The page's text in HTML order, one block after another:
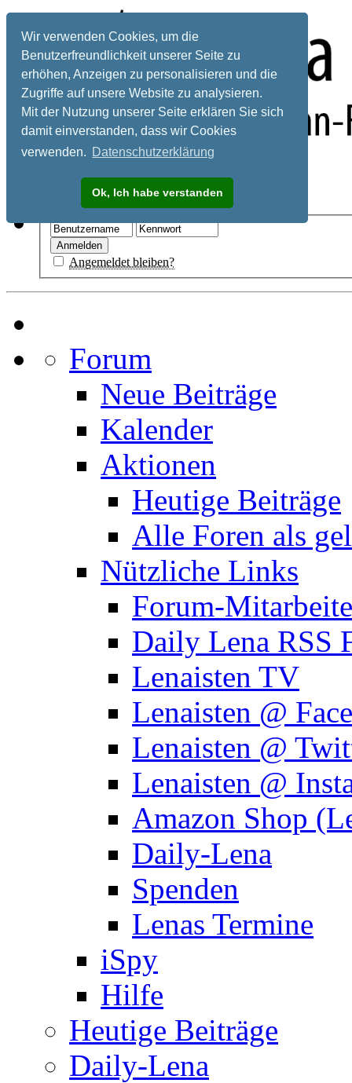
Wir verwenden Cookies, um die
Benutzerfreundlichkeit unserer Seite zu
erhöhen, Anzeigen zu personalisieren und die
Zugriffe auf unsere Website zu analysieren.
Mit der Nutzung unserer Seite erklären Sie sich
damit einverstanden, dass wir Cookies
verwenden. Datenschutzerklärung
Ok, Ich habe verstanden
Registrieren
Angemeldet bleiben?
Forum
Neue Beiträge
Kalender
Aktionen
Heutige Beiträge
Alle Foren als
Nützliche Links
Forum-
Daily Lena RSS
Lenaisten TV
Lenaisten @
Lenaisten @
Lenaisten @
Amazon Shop
Daily-Lena
Spenden
Lenas Termine
iSpy
Hilfe
Heutige Beiträge
Daily-Lena